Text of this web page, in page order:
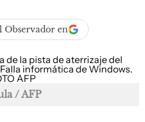
Observador en
/ AFP